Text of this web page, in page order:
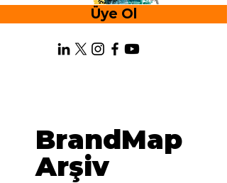
Üye Ol
BrandMap
Arşiv